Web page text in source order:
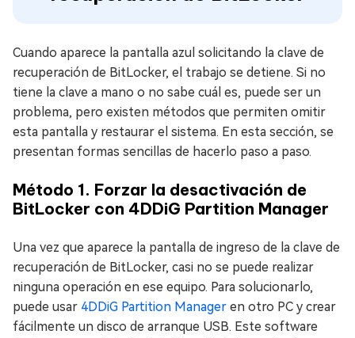
Cuando aparece la pantalla azul solicitando la clave de
recuperación de BitLocker, el trabajo se detiene. Si no
tiene la clave a mano o no sabe cuál es, puede ser un
problema, pero existen métodos que permiten omitir
esta pantalla y restaurar el sistema. En esta sección, se
presentan formas sencillas de hacerlo paso a paso.
Método 1. Forzar la desactivación de
BitLocker con 4DDiG Partition Manager
Una vez que aparece la pantalla de ingreso de la clave de
recuperación de BitLocker, casi no se puede realizar
ninguna operación en ese equipo. Para solucionarlo,
puede usar 4DDiG Partition Manager en otro PC y crear
fácilmente un disco de arranque USB. Este software